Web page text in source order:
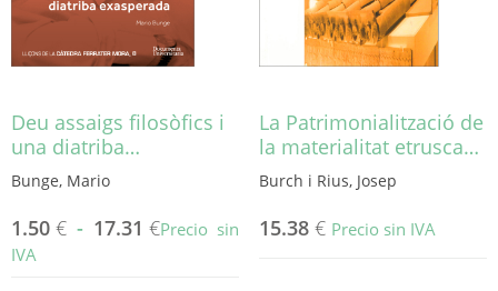
Deu assaigs filosòfics i
una diatriba…
Bunge, Mario
1.50 € - 17.31 €Precio sin
IVA
La Patrimonialització de
la materialitat etrusca…
Burch i Rius, Josep
15.38 € Precio sin IVA